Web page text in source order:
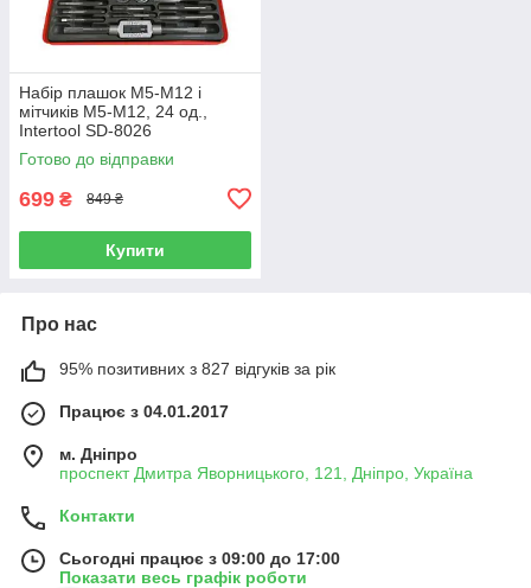
Набір плашок M5-M12 і
мітчиків M5-M12, 24 од.,
Intertool SD-8026
Готово до відправки
699 ₴ 849 ₴
Купити
Про нас
95% позитивних з 827 відгуків за рік
Працює з 04.01.2017
м. Дніпро
проспект Дмитра Яворницького, 121, Дніпро, Україна
Контакти
Сьогодні працює з 09:00 до 17:00
Показати весь графік роботи